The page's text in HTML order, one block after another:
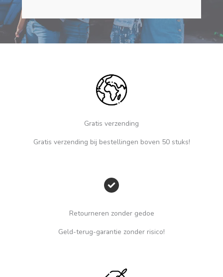
Gratis verzending
Gratis verzending bij bestellingen boven 50 stuks!
Retourneren zonder gedoe
Geld-terug-garantie zonder risico!